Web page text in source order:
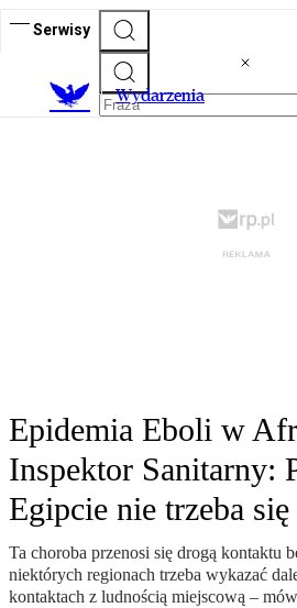
Serwisy
Wydarzenia
Epidemia Eboli w
Inspektor Sanitarny:
Egipcie nie trzeba
Ta choroba przenosi się drogą kontaktu
niektórych regionach trzeba wykazać
kontaktach z ludnością miejscową –